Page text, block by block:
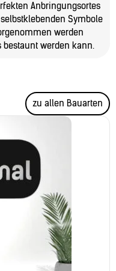
Anbringungsortes
Symbole
werden
bestaunt werden kann.
zu allen Bauarten